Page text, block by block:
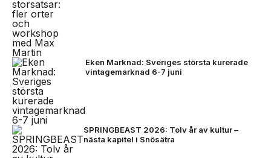
Eken Marknad: Sveriges största kurerade
vintagemarknad 6-7 juni
SPRINGBEAST 2026: Tolv år av kultur –
nästa kapitel i Snösätra